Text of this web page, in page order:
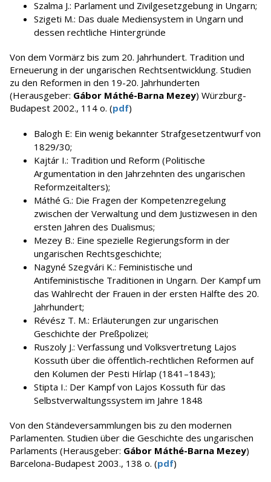
Szalma J.: Parlament und Zivilgesetzgebung in Ungarn;
Szigeti M.: Das duale Mediensystem in Ungarn und
dessen rechtliche Hintergründe
Von dem Vormärz bis zum 20. Jahrhundert. Tradition und
Erneuerung in der ungarischen Rechtsentwicklung. Studien
zu den Reformen in den 19-20. Jahrhunderten
(Herausgeber: Gábor Máthé-Barna Mezey) Würzburg-
Budapest 2002., 114 o. (pdf)
Balogh E: Ein wenig bekannter Strafgesetzentwurf von
1829/30;
Kajtár I.: Tradition und Reform (Politische
Argumentation in den Jahrzehnten des ungarischen
Reformzeitalters);
Máthé G.: Die Fragen der Kompetenzregelung
zwischen der Verwaltung und dem Justizwesen in den
ersten Jahren des Dualismus;
Mezey B.: Eine spezielle Regierungsform in der
ungarischen Rechtsgeschichte;
Nagyné Szegvári K.: Feministische und
Antifeministische Traditionen in Ungarn. Der Kampf um
das Wahlrecht der Frauen in der ersten Hälfte des 20.
Jahrhundert;
Révész T. M.: Erläuterungen zur ungarischen
Geschichte der Preßpolizei;
Ruszoly J.: Verfassung und Volksvertretung Lajos
Kossuth über die öffentlich-rechtlichen Reformen auf
den Kolumen der Pesti Hírlap (1841–1843);
Stipta I.: Der Kampf von Lajos Kossuth für das
Selbstverwaltungssystem im Jahre 1848
Von den Ständeversammlungen bis zu den modernen
Parlamenten. Studien über die Geschichte des ungarischen
Parlaments (Herausgeber: Gábor Máthé-Barna Mezey)
Barcelona-Budapest 2003., 138 o. (pdf)